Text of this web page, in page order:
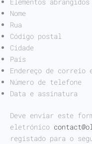
Nome
Rua
Código postal
Cidade
País
Endereço de correio
Número de telefone
Data e assinatura
Deve enviar este
eletrónico
registado para o